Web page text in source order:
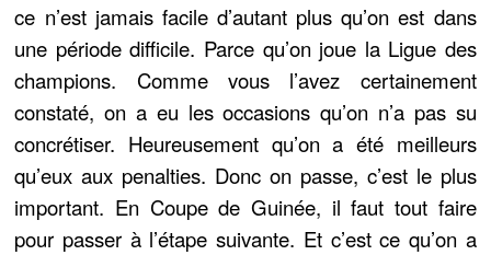
ce n’est jamais facile d’autant plus qu’on est dans
une période difficile. Parce qu’on joue la Ligue des
champions. Comme vous l’avez certainement
constaté, on a eu les occasions qu’on n’a pas su
concrétiser. Heureusement qu’on a été meilleurs
qu’eux aux penalties. Donc on passe, c’est le plus
important. En Coupe de Guinée, il faut tout faire
pour passer à l’étape suivante. Et c’est ce qu’on a